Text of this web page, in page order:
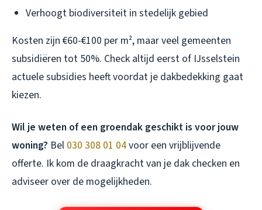
Verhoogt biodiversiteit in stedelijk gebied
Kosten zijn €60-€100 per m², maar veel gemeenten
subsidiëren tot 50%. Check altijd eerst of IJsselstein
actuele subsidies heeft voordat je dakbedekking gaat
kiezen.
Wil je weten of een groendak geschikt is voor jouw
woning? Bel 030 308 01 04voor een vrijblijvende
offerte. Ik kom de draagkracht van je dak checken en
adviseer over de mogelijkheden.